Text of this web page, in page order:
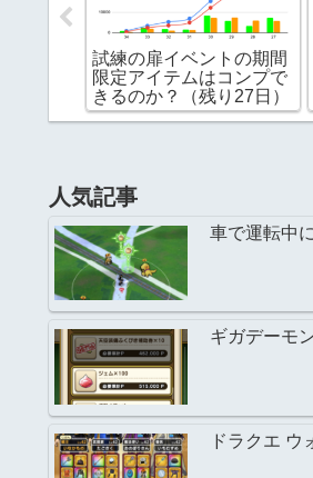
試練の扉イベントの期間
限定アイテムはコンプで
きるのか？（残り27日）
人気記事
車で運転中
ギガデーモ
ドラクエ